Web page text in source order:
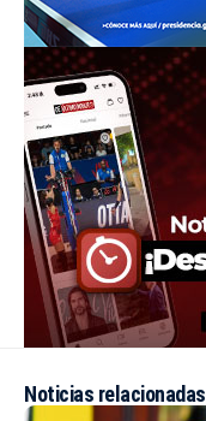
Noticias relacionadas